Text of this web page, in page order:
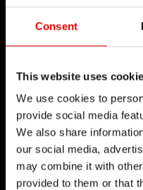
Consent
This website uses
We use cookies to
provide social media
We also share
our social media,
may combine it with
provided to them or that
durante lo
l'idea che sta alla
degli